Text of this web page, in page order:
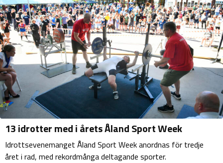
13 idrotter med i årets Åland Sport Week
Idrottsevenemanget Åland Sport Week anordnas för tredje
året i rad, med rekordmånga deltagande sporter.